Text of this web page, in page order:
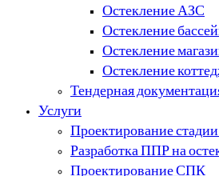
Остекление АЗС
Остекление
Остекление
Остекление
Тендерная
Услуги
Проектирование
Разработка ППР на
Проектирование СПК